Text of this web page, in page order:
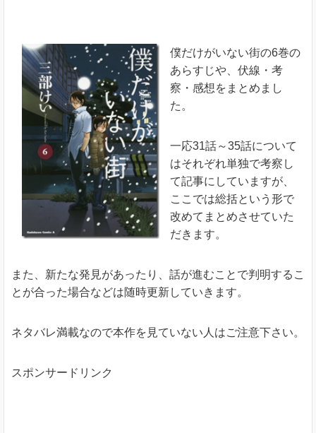
僕だけがいない街の6巻の
あらすじや、伏線・考
察・感想をまとめまし
た。
一応31話～35話について
はそれぞれ単独で考察し
て記事にしていますが、
ここでは総括という形で
改めてまとめさせていた
だきます。
また、新たな発見があったり、話が進むことで判明するこ
とが合った場合などは随時更新していきます。
ネタバレ満載なので本作を見ていない人はご注意下さい。
スポンサードリンク